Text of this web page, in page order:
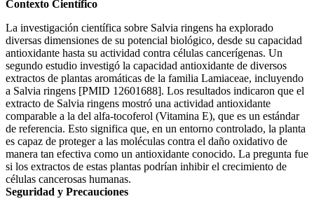
Contexto Científico
La investigación científica sobre Salvia ringens ha explorado
diversas dimensiones de su potencial biológico, desde su capacidad
antioxidante hasta su actividad contra células cancerígenas. Un
segundo estudio investigó la capacidad antioxidante de diversos
extractos de plantas aromáticas de la familia Lamiaceae, incluyendo
a Salvia ringens [PMID 12601688]. Los resultados indicaron que el
extracto de Salvia ringens mostró una actividad antioxidante
comparable a la del alfa-tocoferol (Vitamina E), que es un estándar
de referencia. Esto significa que, en un entorno controlado, la planta
es capaz de proteger a las moléculas contra el daño oxidativo de
manera tan efectiva como un antioxidante conocido. La pregunta fue
si los extractos de estas plantas podrían inhibir el crecimiento de
células cancerosas humanas.
Seguridad y Precauciones